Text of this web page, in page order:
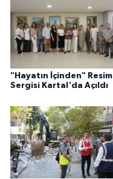
"Hayatın İçinden" Resim
Sergisi Kartal'da Açıldı